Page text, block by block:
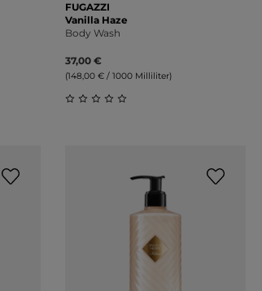
FUGAZZI
Vanilla Haze
Body Wash
37,00 €
(148,00 € / 1000 Milliliter)